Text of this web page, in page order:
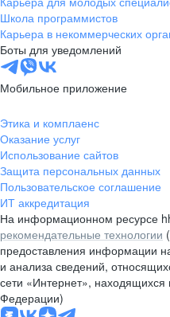
Школа программистов
Карьера в некоммерческих
Боты для уведомлений
Мобильное приложение
Этика и комплаенс
Оказание услуг
Использование сайтов
Защита персональных данных
Пользовательское соглашение
ИТ аккредитация
На информационном ресурсе
рекомендательные технологии
предоставления информации
и анализа сведений,
сети «Интернет», находящихся
Федерации)